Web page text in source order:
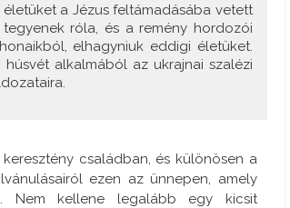
a Jézus feltámadásába vetett
róla, és a remény hordozói
elhagyniuk eddigi életüket.
alkalmából az ukrajnai szalézi
családban, és különösen a
ezen az ünnepen, amely
Nem kellene legalább egy kicsit